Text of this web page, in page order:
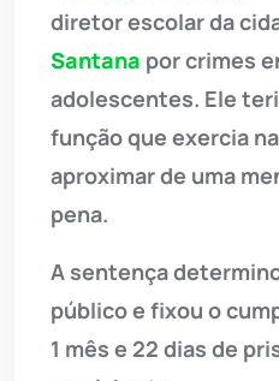
diretor escolar da
Santana por crimes
adolescentes. Ele
função que exercia
aproximar de uma
pena.
A sentença
público e fixou o
1 mês e 22 dias de